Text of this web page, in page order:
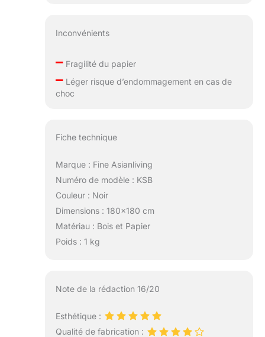
Inconvénients
–Fragilité du papier
–Léger risque d’endommagement en cas de
choc
Fiche technique
Marque : Fine Asianliving
Numéro de modèle : KSB
Couleur : Noir
Dimensions : 180×180 cm
Matériau : Bois et Papier
Poids : 1 kg
Note de la rédaction 16/20
Esthétique :
Qualité de fabrication :